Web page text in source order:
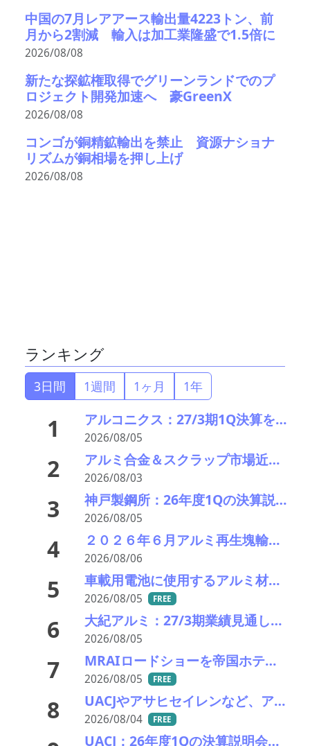
中国の7月レアアース輸出量4223トン、前
月から2割減 輸入は加工業隆盛で1.5倍に
2026/08/08
新たな探鉱権取得でグリーンランドでのプ
ロジェクト開発加速へ 豪GreenX
2026/08/08
コンゴが銅精鉱輸出を禁止 資源ナショナ
リズムが銅相場を押し上げ
2026/08/08
ランキング
3日間 1週間 1ヶ月 1年
1 アルコニクス：27/3期1Q決算を発表。業績見通し、配当を修正
2026/08/05
2 アルミ合金＆スクラップ市場近況2026＃15 一段と深まる下落市況――「熊本地震による市況への影響は軽微」
2026/08/03
3 神戸製鋼所：26年度1Qの決算説明会を開催。売上高のみ上方修正だが・・・
2026/08/05
4 ２０２６年６月アルミ再生塊輸入統計分析 中国依存が一段と進行――UAE急減、円安で輸入コストは最高圏
2026/08/06
5 車載用電池に使用するアルミ材の水平リサイクルを実現―PPES・日本軽金属・冨士発條・PEX
2026/08/05 FREE
6 大紀アルミ：27/3期業績見通し、配当をそれぞれ修正
2026/08/05
7 MRAIロードショーを帝国ホテルで開催 「MRAI国際ビジネスサミット(IBS2026)」、日本のリサイクル企業に参加呼びかけ
2026/08/05 FREE
8 UACJやアサヒセイレンなど、アルミニウムのアップグレードリサイクル実用化開発を開始
2026/08/04 FREE
UACJ：26年度1Qの決算説明会を開催。